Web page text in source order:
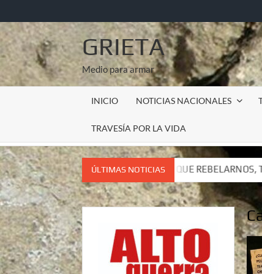
al
contenido
GRIETA
Medio para armar
INICIO NOTICIAS NACIONALES
TRAVESÍA POR LA VIDA
ÚLTIMAS NOTICIAS
QUE REBELARNOS, TENEMOS QUE VIVIR. CARTA
QUE REBELARNOS, TENEMOS QUE VIVIR. CARTA